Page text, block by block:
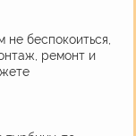
беспокоиться,
ремонт и